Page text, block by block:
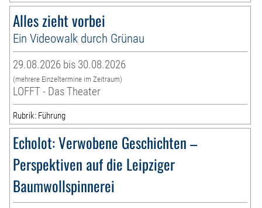
Alles zieht vorbei
Ein Videowalk durch Grünau
29.08.2026 bis 30.08.2026
(mehrere Einzeltermine im Zeitraum)
LOFFT - Das Theater
Rubrik: Führung
Echolot: Verwobene Geschichten –
Perspektiven auf die Leipziger
Baumwollspinnerei